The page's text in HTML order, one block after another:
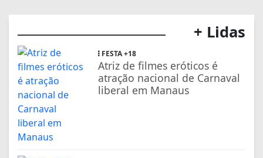
+ Lidas
FESTA +18
Atriz de filmes eróticos é
atração nacional de Carnaval
liberal em Manaus